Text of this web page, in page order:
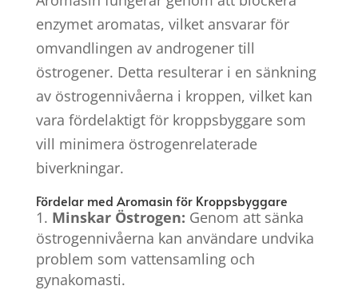
enzymet aromatas, vilket ansvarar för
omvandlingen av androgener till
östrogener. Detta resulterar i en sänkning
av östrogennivåerna i kroppen, vilket kan
vara fördelaktigt för kroppsbyggare som
vill minimera östrogenrelaterade
biverkningar.
Fördelar med Aromasin för Kroppsbyggare
Minskar Östrogen: Genom att sänka
östrogennivåerna kan användare undvika
problem som vattensamling och
gynakomasti.